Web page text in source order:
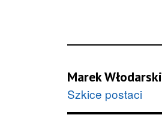
Marek Włodarski
Szkice postaci